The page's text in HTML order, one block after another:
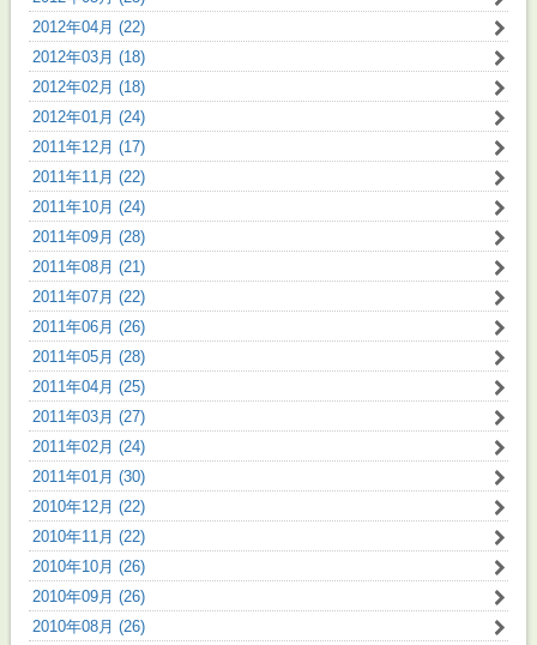
2012年04月 (22)
2012年03月 (18)
2012年02月 (18)
2012年01月 (24)
2011年12月 (17)
2011年11月 (22)
2011年10月 (24)
2011年09月 (28)
2011年08月 (21)
2011年07月 (22)
2011年06月 (26)
2011年05月 (28)
2011年04月 (25)
2011年03月 (27)
2011年02月 (24)
2011年01月 (30)
2010年12月 (22)
2010年11月 (22)
2010年10月 (26)
2010年09月 (26)
2010年08月 (26)